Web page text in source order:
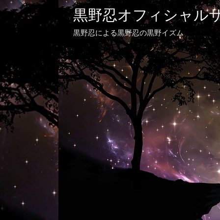
黒野忍オフィシャル
黒野忍による黒野忍の黒野イズム